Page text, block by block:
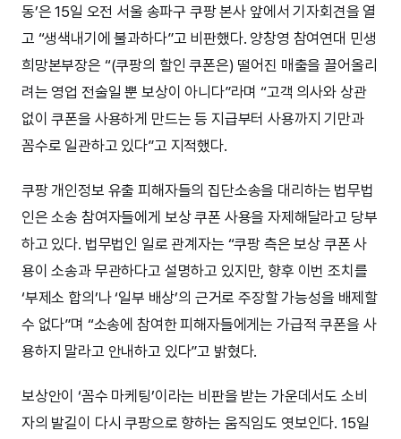
동’은 15일 오전 서울 송파구 쿠팡 본사 앞에서 기자회견을 열
고 “생색내기에 불과하다”고 비판했다. 양창영 참여연대 민생
희망본부장은 “(쿠팡의 할인 쿠폰은) 떨어진 매출을 끌어올리
려는 영업 전술일 뿐 보상이 아니다”라며 “고객 의사와 상관
없이 쿠폰을 사용하게 만드는 등 지급부터 사용까지 기만과
꼼수로 일관하고 있다”고 지적했다.
쿠팡 개인정보 유출 피해자들의 집단소송을 대리하는 법무법
인은 소송 참여자들에게 보상 쿠폰 사용을 자제해달라고 당부
하고 있다. 법무법인 일로 관계자는 “쿠팡 측은 보상 쿠폰 사
용이 소송과 무관하다고 설명하고 있지만, 향후 이번 조치를
‘부제소 합의’나 ‘일부 배상’의 근거로 주장할 가능성을 배제할
수 없다”며 “소송에 참여한 피해자들에게는 가급적 쿠폰을 사
용하지 말라고 안내하고 있다”고 밝혔다.
보상안이 ‘꼼수 마케팅’이라는 비판을 받는 가운데서도 소비
자의 발길이 다시 쿠팡으로 향하는 움직임도 엿보인다. 15일